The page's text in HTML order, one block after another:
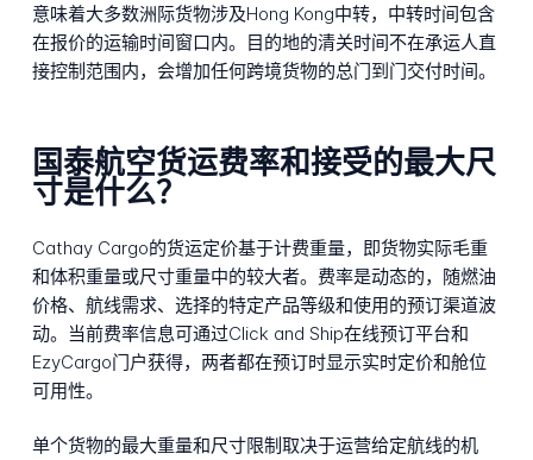
意味着大多数洲际货物涉及Hong Kong中转，中转时间包含
在报价的运输时间窗口内。目的地的清关时间不在承运人直
接控制范围内，会增加任何跨境货物的总门到门交付时间。
国泰航空货运费率和接受的最大尺
寸是什么？
Cathay Cargo的货运定价基于计费重量，即货物实际毛重
和体积重量或尺寸重量中的较大者。费率是动态的，随燃油
价格、航线需求、选择的特定产品等级和使用的预订渠道波
动。当前费率信息可通过Click and Ship在线预订平台和
EzyCargo门户获得，两者都在预订时显示实时定价和舱位
可用性。
单个货物的最大重量和尺寸限制取决于运营给定航线的机